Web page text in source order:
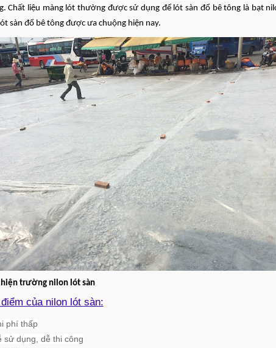
Chất liệu màng lót thường được sử dụng để lót sàn đổ bê tông là bạt
sàn đổ bê tông được ưa chuộng hiện nay.
trường nilon lót sàn
của nilon lót sàn:
phí thấp
sử dụng, dễ thi công